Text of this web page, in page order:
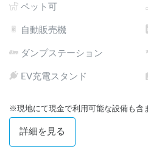
ペット可
自動販売機
ダンプステーション
EV充電スタンド
※現地にて現金で利用可能な設備も含
詳細を見る